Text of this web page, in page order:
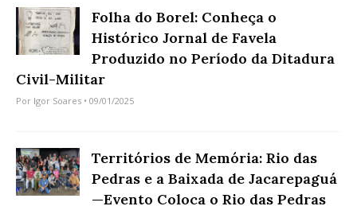
Folha do Borel: Conheça o
Histórico Jornal de Favela
Produzido no Período da Ditadura
Civil-Militar
Por Igor Soares • 09/01/2025
Territórios de Memória: Rio das
Pedras e a Baixada de Jacarepaguá
—Evento Coloca o Rio das Pedras